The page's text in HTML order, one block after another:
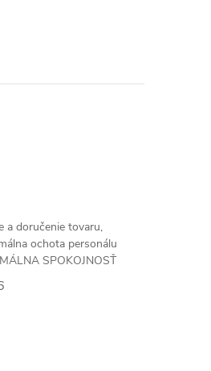
a doručenie tovaru,
ochota personálu
SPOKOJNOSŤ